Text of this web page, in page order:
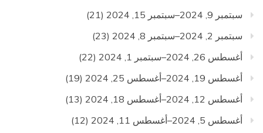
سبتمبر 9, 2024–سبتمبر 15, 2024
(21)
سبتمبر 2, 2024–سبتمبر 8, 2024
(23)
أغسطس 26, 2024–سبتمبر 1, 2024
(22)
أغسطس 19, 2024–أغسطس 25, 2024
(19)
أغسطس 12, 2024–أغسطس 18, 2024
(13)
أغسطس 5, 2024–أغسطس 11, 2024
(12)